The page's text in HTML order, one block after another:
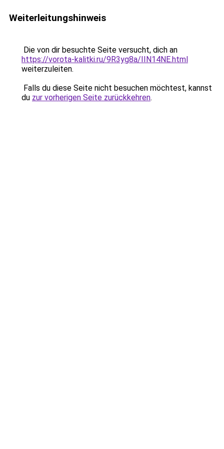
Weiterleitungshinweis
Die von dir besuchte Seite versucht, dich an
https://vorota-kalitki.ru/9R3yg8a/IIN14NE.html
weiterzuleiten.
Falls du diese Seite nicht besuchen möchtest, kannst
du zur vorherigen Seite zurückkehren.